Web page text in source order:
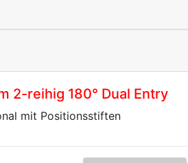
2-reihig 180° Dual Entry
mit Positionsstiften